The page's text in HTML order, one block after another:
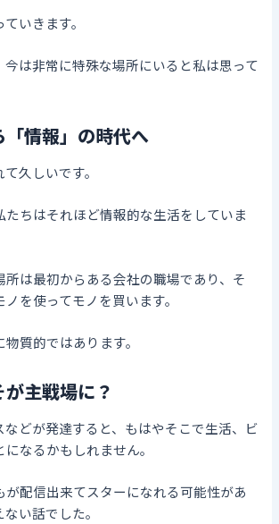
いきます。
今は非常に特殊な場所にいると私は思って
「情報」の時代へ
久しいです。
たちはそれほど情報的な生活をしていま
所は最初からある会社の職場であり、そ
を使ってモノを買います。
質的ではあります。
主戦場に？
などが発達すると、もはやそこで生活、ビ
なるかもしれません。
が配信出来てスターになれる可能性があ
い話でした。